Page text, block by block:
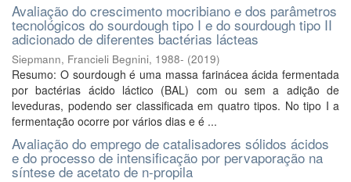
Avaliação do crescimento mocribiano e dos parâmetros
tecnológicos do sourdough tipo I e do sourdough tipo II
adicionado de diferentes bactérias lácteas
Siepmann, Francieli Begnini, 1988- (2019)
Resumo: O sourdough é uma massa farinácea ácida fermentada
por bactérias ácido láctico (BAL) com ou sem a adição de
leveduras, podendo ser classificada em quatro tipos. No tipo I a
fermentação ocorre por vários dias e é ...
Avaliação do emprego de catalisadores sólidos ácidos
e do processo de intensificação por pervaporação na
síntese de acetato de n-propila